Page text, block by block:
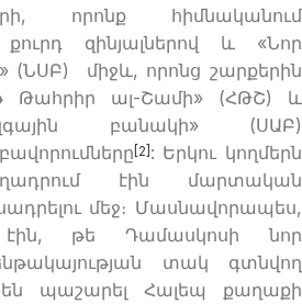
որոնք հիմնականում
զինյալներով և «Նոր
(ՆՍԲ) միջև, որոնց շարքերին
Թահրիր ալ-Շամի» (ՀԹՇ) և
բանակի» (ՍԱԲ)
[2] : Երկու կողմերն
էին մարտական
սադրելու մեջ։ Մասնավորապես,
էին, թե Դամասկոսի նոր
տակ գտնվող
են պաշարել Հալեպ քաղաքի